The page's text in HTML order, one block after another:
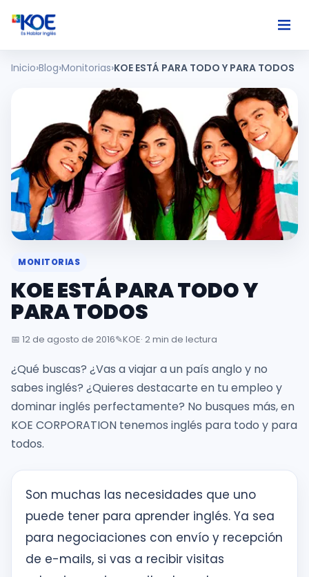
Ingles
Nosotros
Usuarios
Comunidad
Habla
inglés
primera
sesión
Intranet
KOE
Solicitudes
Inicio Blog Monitorias KOE ESTÁ PARA TODO Y PARA TODOS
MONITORIAS
KOE ESTÁ PARA TODO Y
PARA TODOS
📅 12 de agosto de 2016✎️KOE· 2 min de lectura
¿Qué buscas? ¿Vas a viajar a un país anglo y no
sabes inglés? ¿Quieres destacarte en tu empleo y
dominar inglés perfectamente? No busques más, en
KOE CORPORATION tenemos inglés para todo y para
todos.
Son muchas las necesidades que uno
puede tener para aprender inglés. Ya sea
para negociaciones con envío y recepción
de e-mails, si vas a recibir visitas